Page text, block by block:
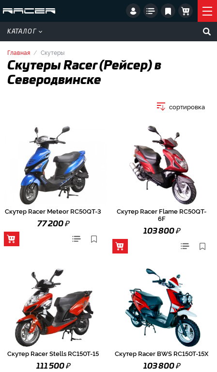
КАТАЛОГ
Главная Скутеры
Скутеры Racer (Рейсер) в
Северодвинске
сортировка
Скутер Racer Meteor RC50QT-3
77 200₽
Скутер Racer Flame RC50QT-
6F
103 800₽
Скутер Racer Stells RC150T-15
111 500₽
Скутер Racer BWS RC150T-15X
103 800₽